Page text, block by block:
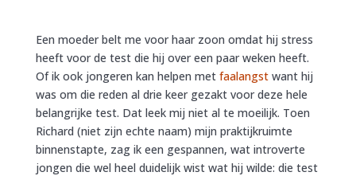
Een moeder belt me voor haar zoon omdat hij stress
heeft voor de test die hij over een paar weken heeft.
Of ik ook jongeren kan helpen met faalangstwant hij
was om die reden al drie keer gezakt voor deze hele
belangrijke test. Dat leek mij niet al te moeilijk. Toen
Richard (niet zijn echte naam) mijn praktijkruimte
binnenstapte, zag ik een gespannen, wat introverte
jongen die wel heel duidelijk wist wat hij wilde: die test